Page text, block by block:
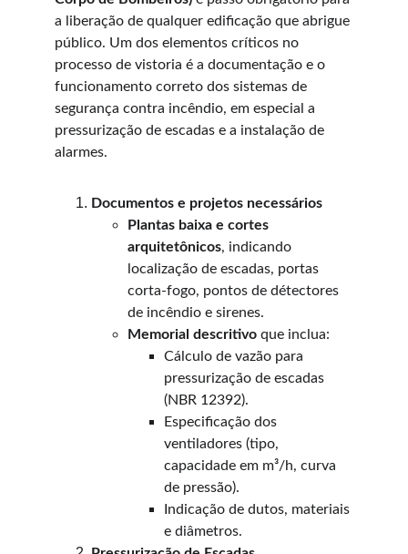
a liberação de qualquer edificação que abrigue
público. Um dos elementos críticos no
processo de vistoria é a documentação e o
funcionamento correto dos sistemas de
segurança contra incêndio, em especial a
pressurização de escadas e a instalação de
alarmes.
Documentos e projetos necessários
Plantas baixa e cortes
arquitetônicos, indicando
localização de escadas, portas
corta-fogo, pontos de détectores
de incêndio e sirenes.
Memorial descritivo que inclua:
Cálculo de vazão para
pressurização de escadas
(NBR 12392).
Especificação dos
ventiladores (tipo,
capacidade em m³/h, curva
de pressão).
Indicação de dutos, materiais
e diâmetros.